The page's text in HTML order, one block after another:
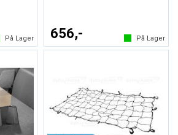
På Lager 656,- På Lager